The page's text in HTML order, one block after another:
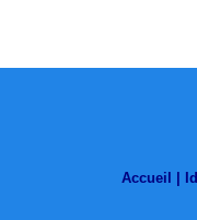
Accueil |